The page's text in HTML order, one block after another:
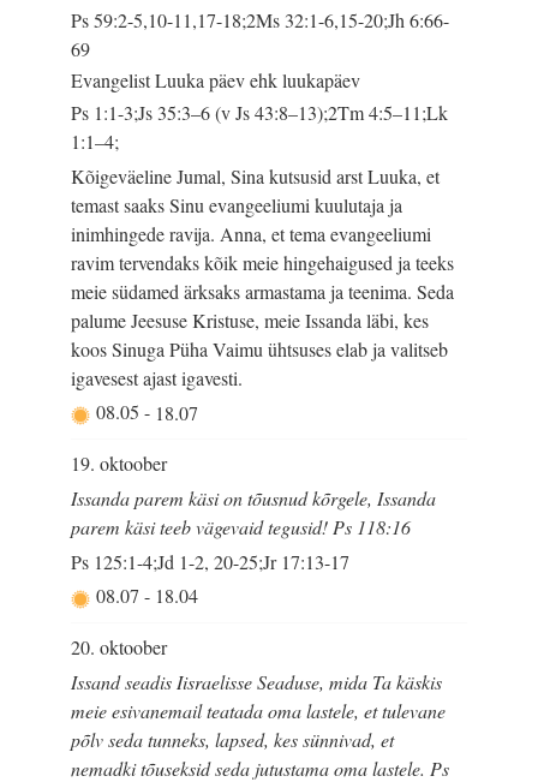
Ps 59:2-5,10-11,17-18;2Ms 32:1-6,15-20;Jh 6:66-
69
Evangelist Luuka päev ehk luukapäev
Ps 1:1-3;Js 35:3–6 (v Js 43:8–13);2Tm 4:5–11;Lk
1:1–4;
Kõigeväeline Jumal, Sina kutsusid arst Luuka, et
temast saaks Sinu evangeeliumi kuulutaja ja
inimhingede ravija. Anna, et tema evangeeliumi
ravim tervendaks kõik meie hingehaigused ja teeks
meie südamed ärksaks armastama ja teenima. Seda
palume Jeesuse Kristuse, meie Issanda läbi, kes
koos Sinuga Püha Vaimu ühtsuses elab ja valitseb
igavesest ajast igavesti.
08.05- 18.07
19. oktoober
Issanda parem käsi on tõusnud kõrgele, Issanda
parem käsi teeb vägevaid tegusid! Ps 118:16
Ps 125:1-4;Jd 1-2, 20-25;Jr 17:13-17
08.07- 18.04
20. oktoober
Issand seadis Iisraelisse Seaduse, mida Ta käskis
meie esivanemail teatada oma lastele, et tulevane
põlv seda tunneks, lapsed, kes sünnivad, et
nemadki tõuseksid seda jutustama oma lastele. Ps